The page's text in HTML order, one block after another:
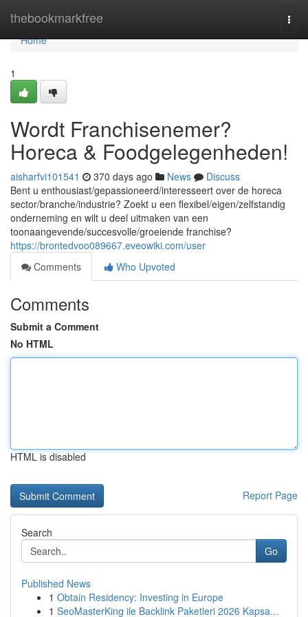
thebookmarkfree
Home
Home
1
Wordt Franchisenemer?
Horeca & Foodgelegenheden!
aisharfvi101541 370 days ago News
Discuss
Bent u enthousiast/gepassioneerd/interesseert over de horeca
sector/branche/industrie? Zoekt u een flexibel/eigen/zelfstandig
onderneming en wilt u deel uitmaken van een
toonaangevende/succesvolle/groeiende franchise?
https://brontedvoo089667.eveowiki.com/user
Comments
Who Upvoted
Comments
Submit a Comment
No HTML
HTML is disabled
Report Page
Search
Go
Published News
1 Obtain Residency: Investing in Europe
1 SeoMasterKing ile Backlink Paketleri 2026 Kapsa...